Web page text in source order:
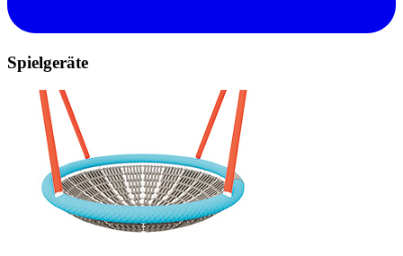
Spielgeräte